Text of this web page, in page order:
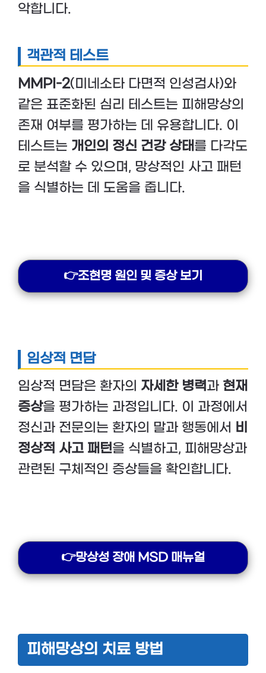
악합니다.
객관적 테스트
MMPI-2(미네소타 다면적 인성검사)와
같은 표준화된 심리 테스트는 피해망상의
존재 여부를 평가하는 데 유용합니다. 이
테스트는 개인의 정신 건강 상태를 다각도
로 분석할 수 있으며, 망상적인 사고 패턴
을 식별하는 데 도움을 줍니다.
👉조현명 원인 및 증상 보기
임상적 면담
임상적 면담은 환자의 자세한 병력과 현재
증상을 평가하는 과정입니다. 이 과정에서
정신과 전문의는 환자의 말과 행동에서 비
정상적 사고 패턴을 식별하고, 피해망상과
관련된 구체적인 증상들을 확인합니다.
👉망상성 장애 MSD 매뉴얼
피해망상의 치료 방법